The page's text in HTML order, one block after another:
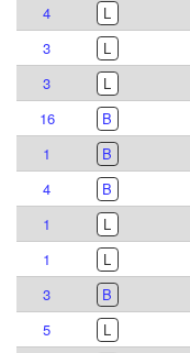
4
L
3
L
3
L
16
B
1
B
4
B
1
L
1
L
3
B
5
L